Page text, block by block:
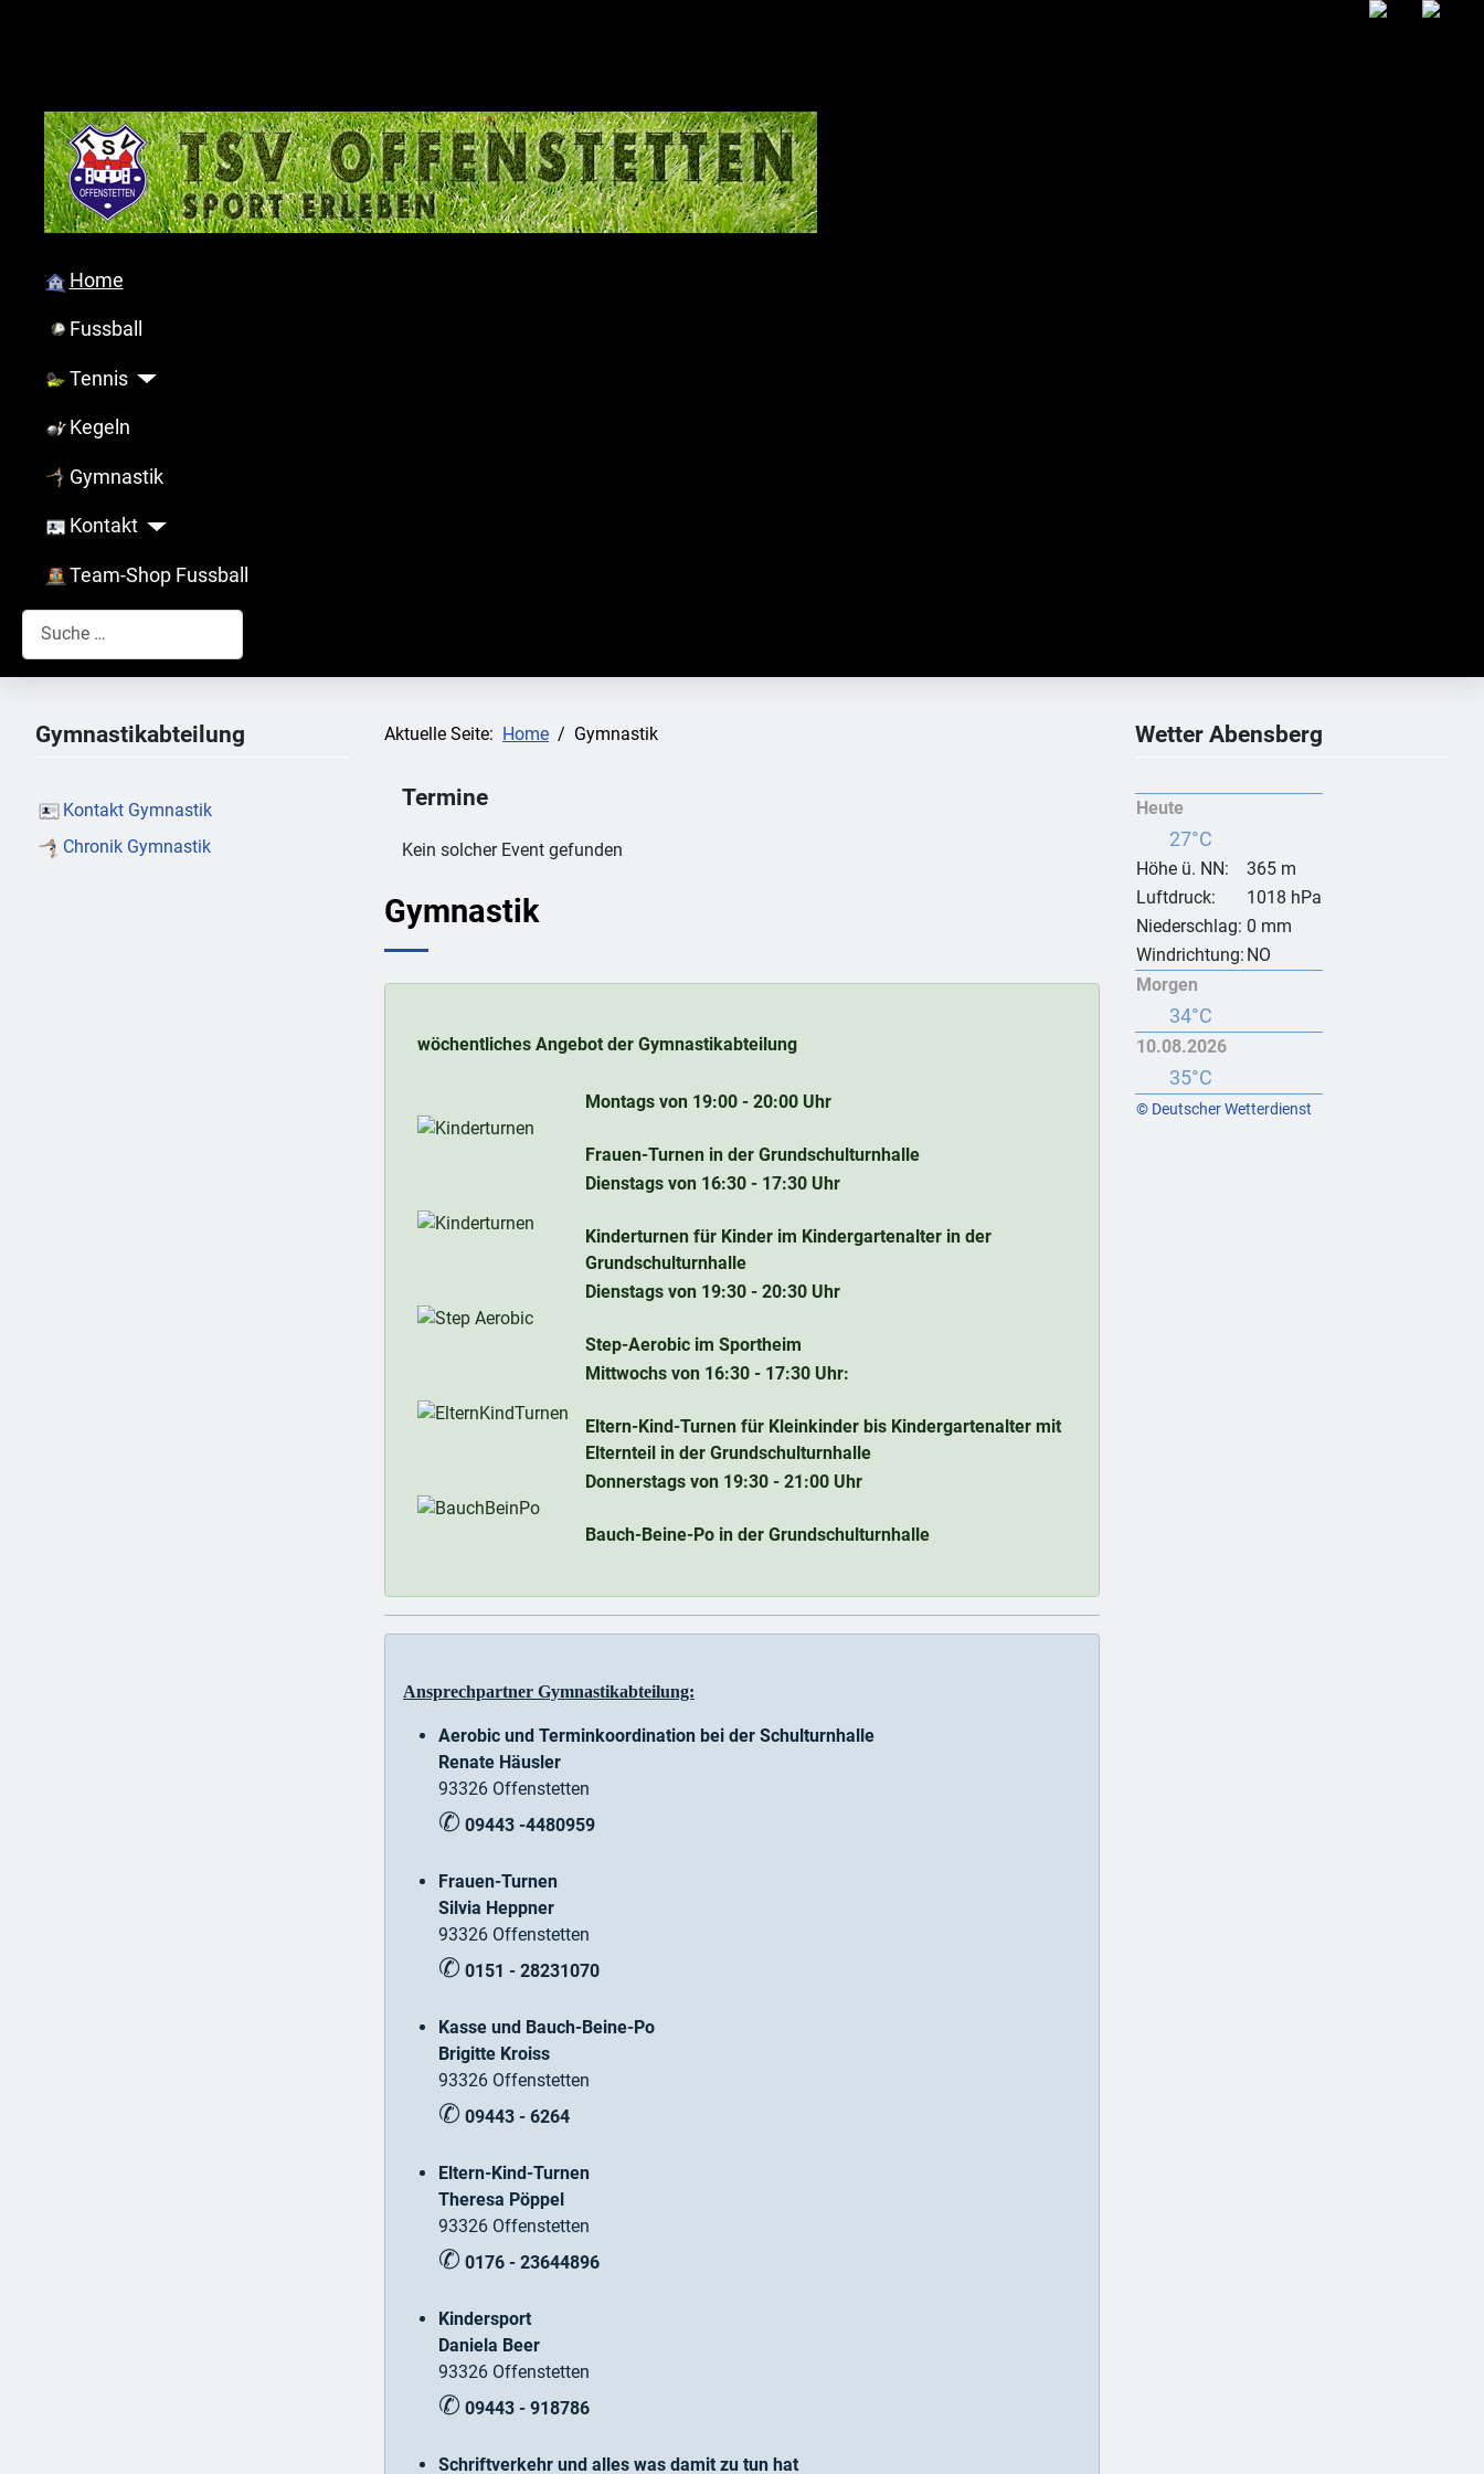
Home
Fussball
Tennis
Kegeln
Gymnastik
Kontakt
Team-Shop Fussball
Suchen
Gymnastikabteilung
Kontakt Gymnastik
Chronik Gymnastik
Aktuelle Seite: Home Gymnastik
Termine
Kein solcher Event gefunden
Gymnastik
wöchentliches Angebot der Gymnastikabteilung
Montags von 19:00 - 20:00 Uhr
Frauen-Turnen in der Grundschulturnhalle
Dienstags von 16:30 - 17:30 Uhr
Kinderturnen für Kinder im Kindergartenalter in der
Grundschulturnhalle
Dienstags von 19:30 - 20:30 Uhr
Step-Aerobic im Sportheim
Mittwochs von 16:30 - 17:30 Uhr:
Eltern-Kind-Turnen für Kleinkinder bis Kindergartenalter mit
Elternteil in der Grundschulturnhalle
Donnerstags von 19:30 - 21:00 Uhr
Bauch-Beine-Po in der Grundschulturnhalle
Ansprechpartner Gymnastikabteilung:
Aerobic und Terminkoordination bei der Schulturnhalle
Renate Häusler
93326 Offenstetten
✆ 09443 -4480959
Frauen-Turnen
Silvia Heppner
93326 Offenstetten
✆ 0151 - 28231070
Kasse und Bauch-Beine-Po
Brigitte Kroiss
93326 Offenstetten
✆ 09443 - 6264
Eltern-Kind-Turnen
Theresa Pöppel
93326 Offenstetten
✆ 0176 - 23644896
Kindersport
Daniela Beer
93326 Offenstetten
✆ 09443 - 918786
Schriftverkehr und alles was damit zu tun hat
Wetter Abensberg
Heute
27°C
Höhe ü. NN:
365 m
Luftdruck:
1018 hPa
Niederschlag: 0 mm
Windrichtung: NO
Morgen
34°C
10.08.2026
35°C
© Deutscher Wetterdienst